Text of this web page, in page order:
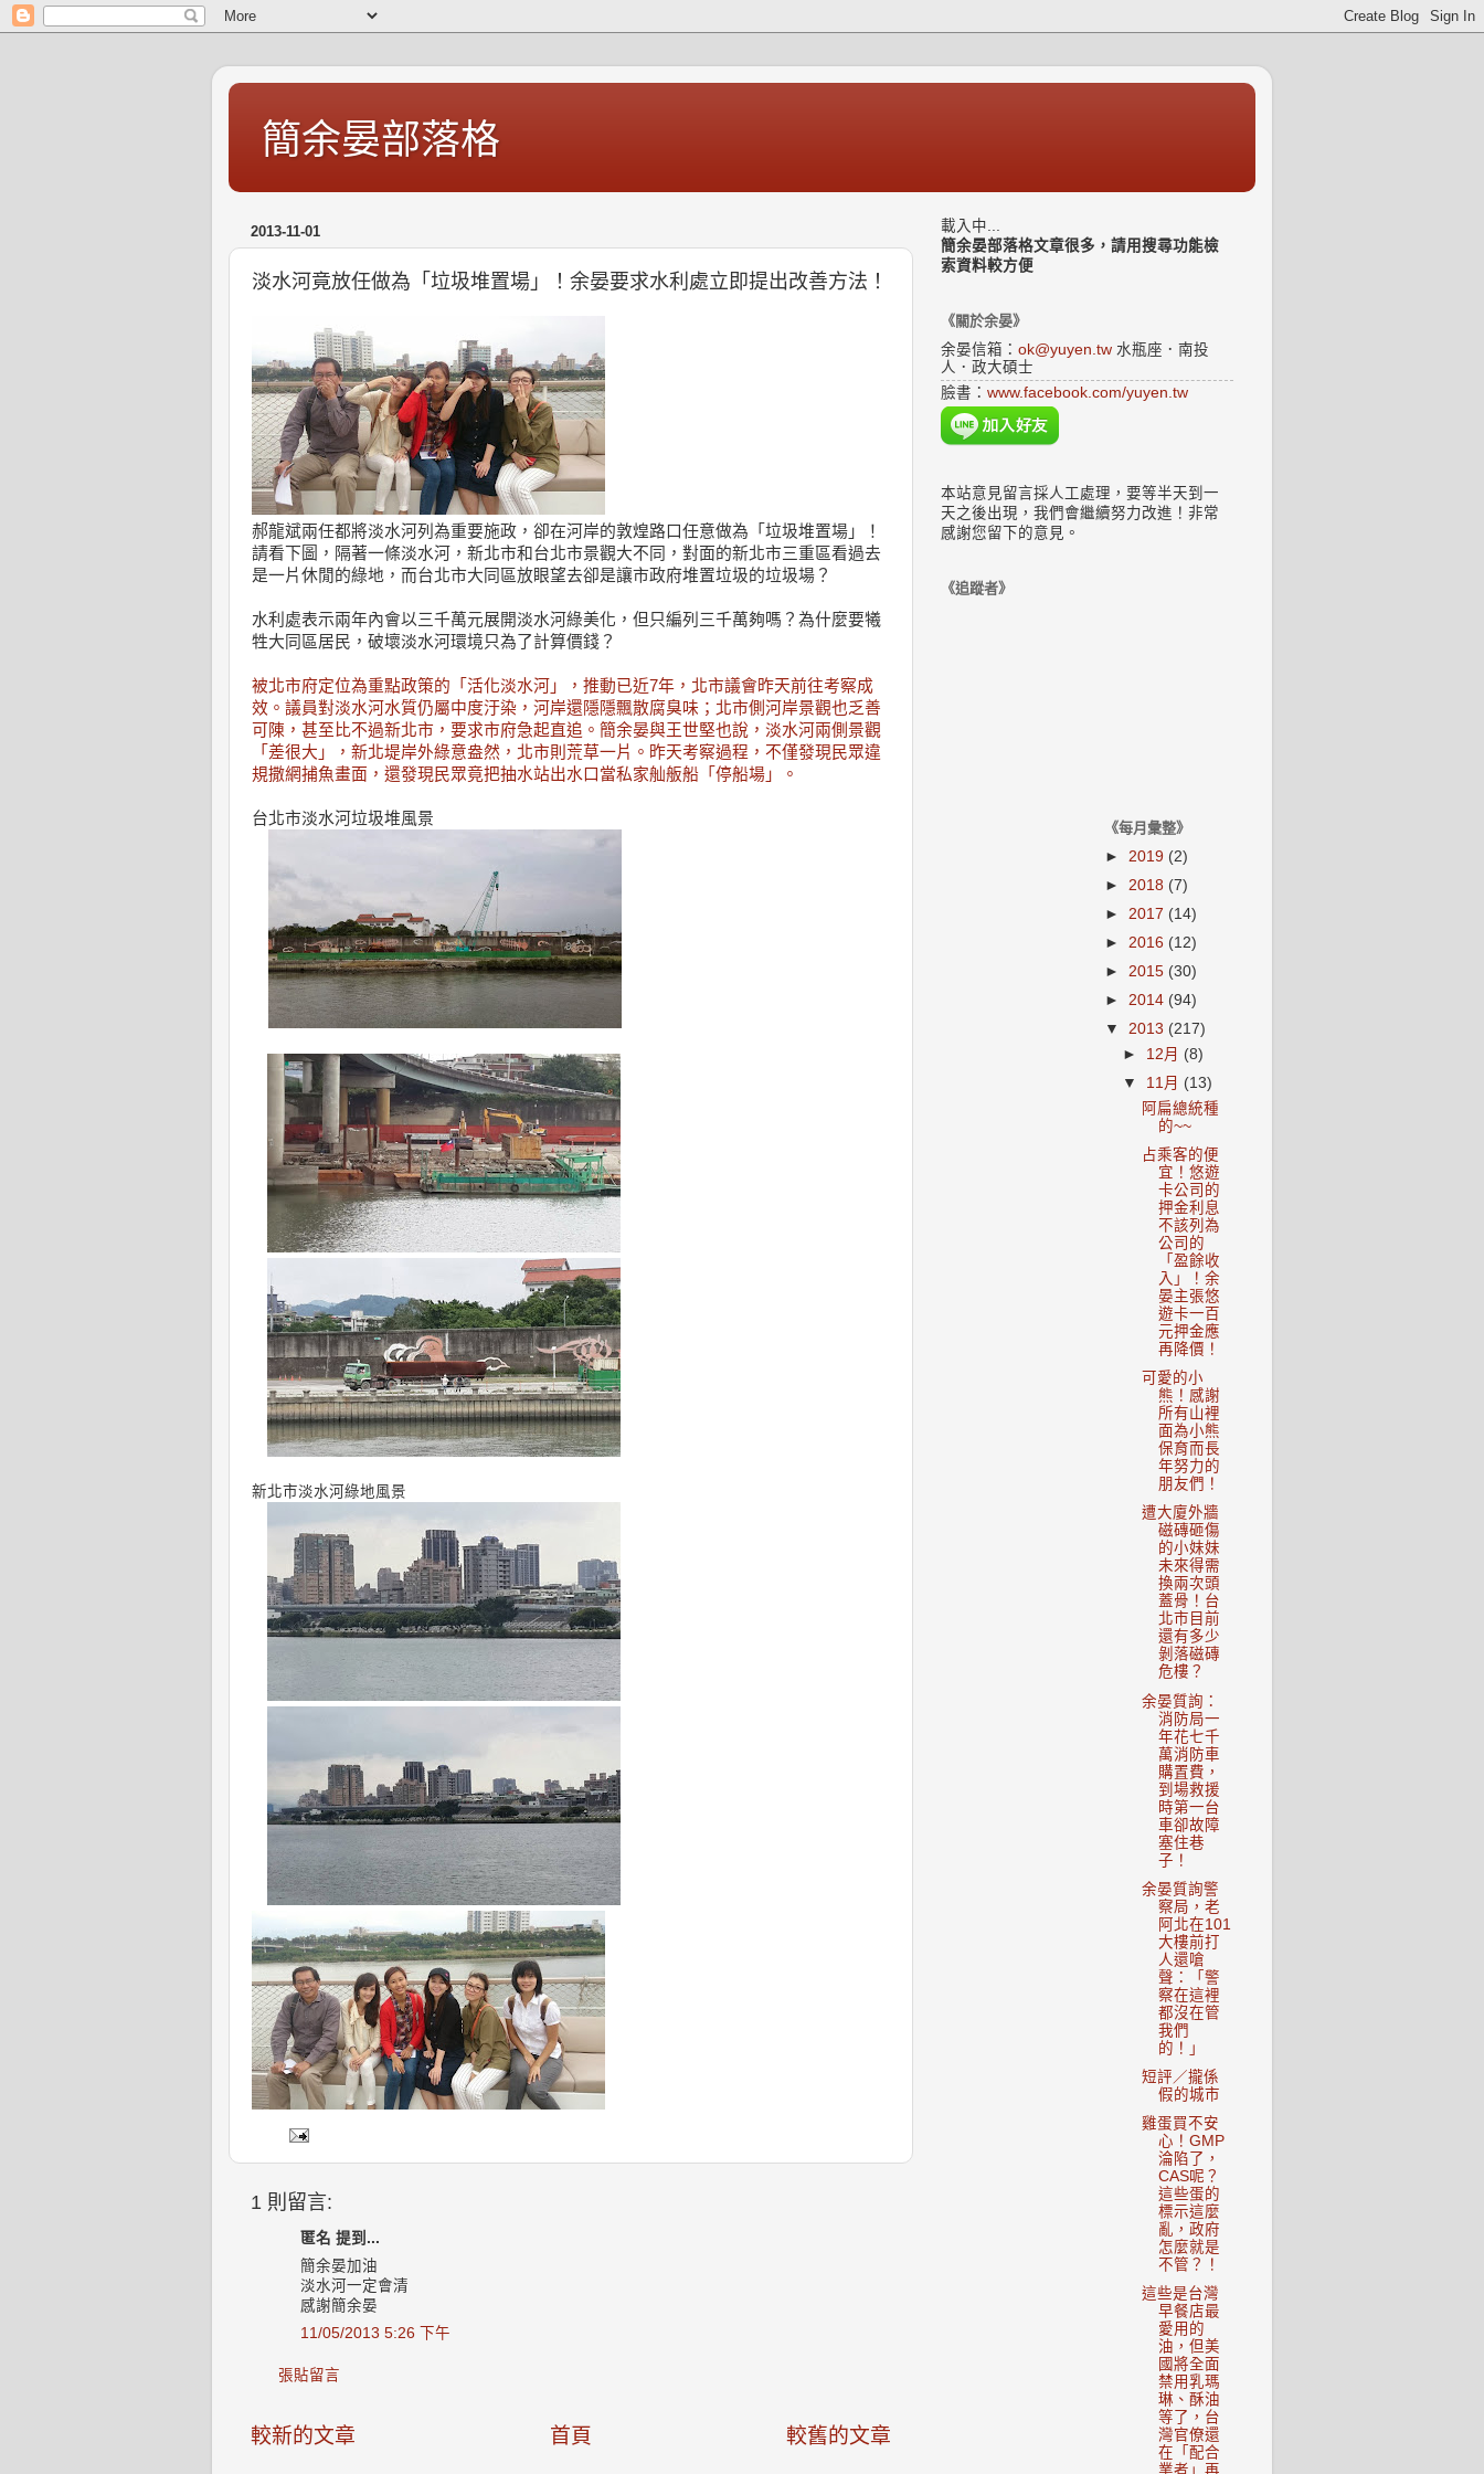
簡余晏部落格
2013-11-01
淡水河竟放任做為「垃圾堆置場」！余晏要求水利處立即提出改善方法！
郝龍斌兩任都將淡水河列為重要施政，卻在河岸的敦煌路口任意做為「垃圾堆置場」！
請看下圖，隔著一條淡水河，新北市和台北市景觀大不同，對面的新北市三重區看過去
是一片休閒的綠地，而台北市大同區放眼望去卻是讓市政府堆置垃圾的垃圾場？
水利處表示兩年內會以三千萬元展開淡水河綠美化，但只編列三千萬夠嗎？為什麼要犧
牲大同區居民，破壞淡水河環境只為了計算價錢？
被北市府定位為重點政策的「活化淡水河」，推動已近7年，北市議會昨天前往考察成
效。議員對淡水河水質仍屬中度汙染，河岸還隱隱飄散腐臭味；北市側河岸景觀也乏善
可陳，甚至比不過新北市，要求市府急起直追。簡余晏與王世堅也說，淡水河兩側景觀
「差很大」，新北堤岸外綠意盎然，北市則荒草一片。昨天考察過程，不僅發現民眾違
規撒網捕魚畫面，還發現民眾竟把抽水站出水口當私家舢舨船「停船場」。
台北市淡水河垃圾堆風景
新北市淡水河綠地風景
1 則留言:
匿名 提到...
簡余晏加油
淡水河一定會清
感謝簡余晏
11/05/2013 5:26 下午
張貼留言
較新的文章 較舊的文章
首頁
載入中...
簡余晏部落格文章很多，請用搜尋功能檢
索資料較方便
《關於余晏》
余晏信箱： ok@yuyen.tw 水瓶座．南投
人．政大碩士
臉書： www.facebook.com/yuyen.tw
本站意見留言採人工處理，要等半天到一
天之後出現，我們會繼續努力改進！非常
感謝您留下的意見。
《追蹤者》
《每月彙整》
► 2019 (2)
► 2018 (7)
► 2017 (14)
► 2016 (12)
► 2015 (30)
► 2014 (94)
▼ 2013 (217)
► 12月 (8)
▼ 11月 (13)
阿扁總統種
的~~
占乘客的便
宜！悠遊
卡公司的
押金利息
不該列為
公司的
「盈餘收
入」！余
晏主張悠
遊卡一百
元押金應
再降價！
可愛的小
熊！感謝
所有山裡
面為小熊
保育而長
年努力的
朋友們！
遭大廈外牆
磁磚砸傷
的小妹妹
未來得需
換兩次頭
蓋骨！台
北市目前
還有多少
剝落磁磚
危樓？
余晏質詢：
消防局一
年花七千
萬消防車
購置費，
到場救援
時第一台
車卻故障
塞住巷
子！
余晏質詢警
察局，老
阿北在101
大樓前打
人還嗆
聲：「警
察在這裡
都沒在管
我們
的！」
短評／攏係
假的城市
雞蛋買不安
心！GMP
淪陷了，
CAS呢？
這些蛋的
標示這麼
亂，政府
怎麼就是
不管？！
這些是台灣
早餐店最
愛用的
油，但美
國將全面
禁用乳瑪
琳、酥油
等了，台
灣官僚還
在「配合
業者」再